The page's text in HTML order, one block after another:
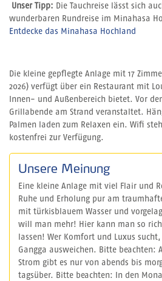
Unser Tipp: Die Tauchreise lässt sich
wunderbaren Rundreise im Minahasa
Entdecke das Minahasa Hochland
Die kleine gepflegte Anlage mit 17
2026) verfügt über ein Restaurant mit
Innen- und Außenbereich bietet. Vor
Grillabende am Strand veranstaltet.
Palmen laden zum Relaxen ein. Wifi
kostenfrei zur Verfügung.
Unsere Meinung
Eine kleine Anlage mit viel Flair und
Ruhe und Erholung pur am
mit türkisblauem Wasser und
will man mehr! Hier kann man so
lassen! Wer Komfort und Luxus
Gangga ausweichen. Bitte beachten:
Strom gibt es nur von abends bis
tagsüber. Bitte beachten: In den